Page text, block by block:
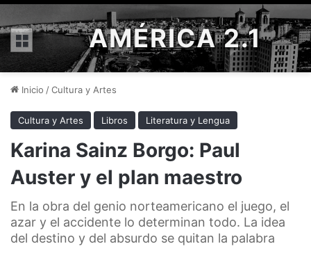
Menú AMÉRICA 2.1
Inicio /Cultura y Artes
Cultura y Artes Libros Literatura y Lengua
Karina Sainz Borgo: Paul
Auster y el plan maestro
En la obra del genio norteamericano el juego, el
azar y el accidente lo determinan todo. La idea
del destino y del absurdo se quitan la palabra